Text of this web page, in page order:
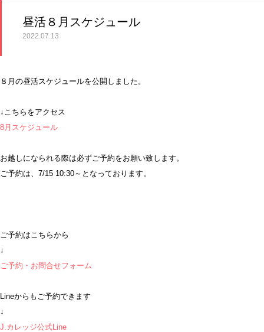
昼活８月スケジュール
2022.07.13
８月の昼活スケジュールを公開しました。
↓こちらをアクセス
8月スケジュール
お越しになられる際は必ずご予約をお願い致します。
ご予約は、7/15 10:30～となっております。
ご予約はこちらから
↓
ご予約・お問合せフォーム
Lineからもご予約できます
↓
J.カレッジ公式Line